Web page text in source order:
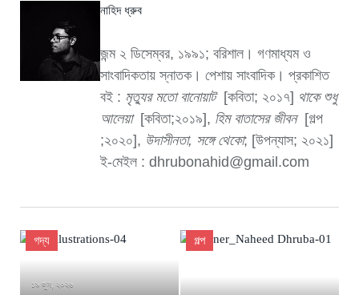
নাহিদ ধ্রুব
জন্ম ২ ডিসেম্বর, ১৯৯১; বরিশাল। গণমাধ্যম ও
সাংবাদিকতায় স্নাতক। পেশায় সাংবাদিক। প্রকাশিত
বই : মৃত্যুর মতো বানোয়াট[কবিতা; ২০১৭] থাকে শুধু
আলেয়া[কবিতা;২০১৯], হিম বাতাসের জীবন[গল্প
;২০২০], উদাসীনতা, সঙ্গে থেকো; [উপন্যাস; ২০২১]
ই-মেইল : dhrubonahid@gmail.com
গদ্য
১৯ জুন, ২০২৬
গল্প